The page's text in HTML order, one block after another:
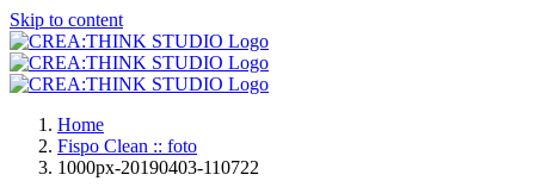
Skip to content
Home
Fispo Clean :: foto
1000px-20190403-110722